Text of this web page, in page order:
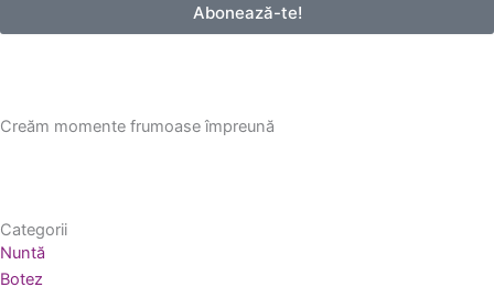
Abonează-te!
Creăm momente frumoase împreună
Categorii
Nuntă
Botez